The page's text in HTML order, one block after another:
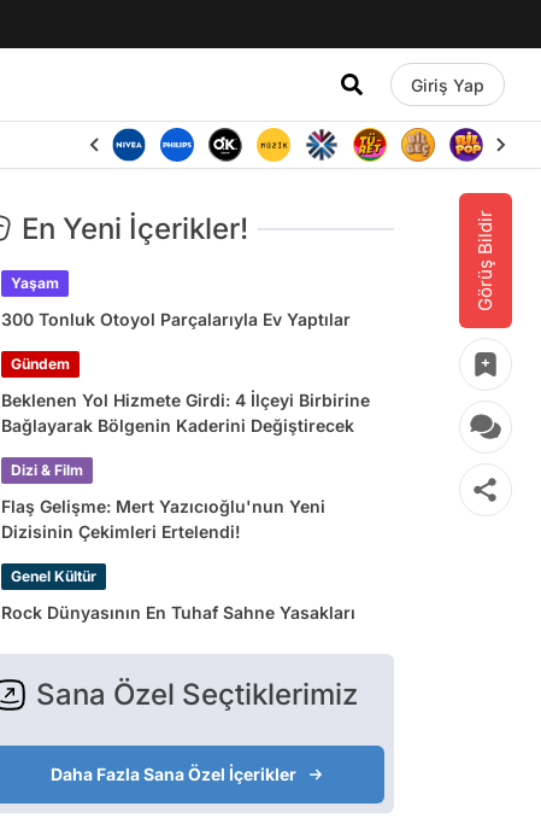
Giriş Yap
Görüş Bildir
En Yeni İçerikler!
Yaşam
300 Tonluk Otoyol Parçalarıyla Ev Yaptılar
Gündem
Beklenen Yol Hizmete Girdi: 4 İlçeyi Birbirine
Bağlayarak Bölgenin Kaderini Değiştirecek
Dizi & Film
Flaş Gelişme: Mert Yazıcıoğlu'nun Yeni
Dizisinin Çekimleri Ertelendi!
Genel Kültür
Rock Dünyasının En Tuhaf Sahne Yasakları
Sana Özel Seçtiklerimiz
Daha Fazla Sana Özel İçerikler